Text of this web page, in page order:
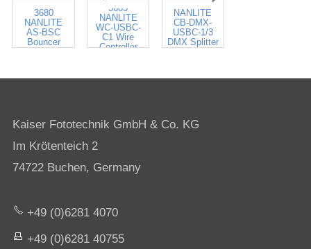
3680
NANLITE
AS-BSC
Bouncer
3683
NANLITE
WC-USBC-
C1 Wire
Controller
NANLITE
CB-DMX-
USBC-1/3
DMX Splitter
Kaiser Fototechnik GmbH & Co. KG
Im Krötenteich 2
74722 Buchen, Germany
+49 (0)6281 4070
+49 (0)6281 40755